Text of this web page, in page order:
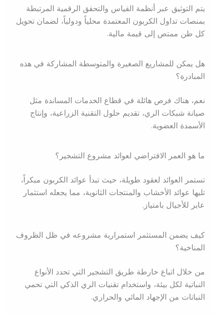
يتم التوثيق عبر أنظمة القياس والتحقق الرقمية المرتبطة
بمنصات تداول الكربون المعتمدة محلياً ودولياً، لضمان تحويل
كل طن ممتص إلى قيمة مالية.
هل يمكن للمشاريع الصغيرة والمتوسطة المشاركة في هذه
المبادرة؟
نعم، هناك فرص هائلة في قطاع الخدمات المساندة مثل
صيانة شبكات الري، تقديم حلول التقنية الزراعية، وإنتاج
الأسمدة العضوية.
ما هو العمر الافتراضي لعوائد مشروع التشجير؟
تستمر العوائد لعقود طويلة، حيث تبدأ عوائد الكربون مبكراً،
تليها عوائد الأخشاب والمنتجات الثانوية، مما يجعله استثمار
عابر للأجيال بامتياز.
كيف يضمن المستثمر استمرارية مشروعه في ظل الظروف
المناخية؟
من خلال اتباع خارطة طريق التشجير التي تحدد الأنواع
النباتية لكل بيئة، واستخدام تقنيات الري الذكي التي تحمي
النباتات من الإجهاد المائي والحراري.